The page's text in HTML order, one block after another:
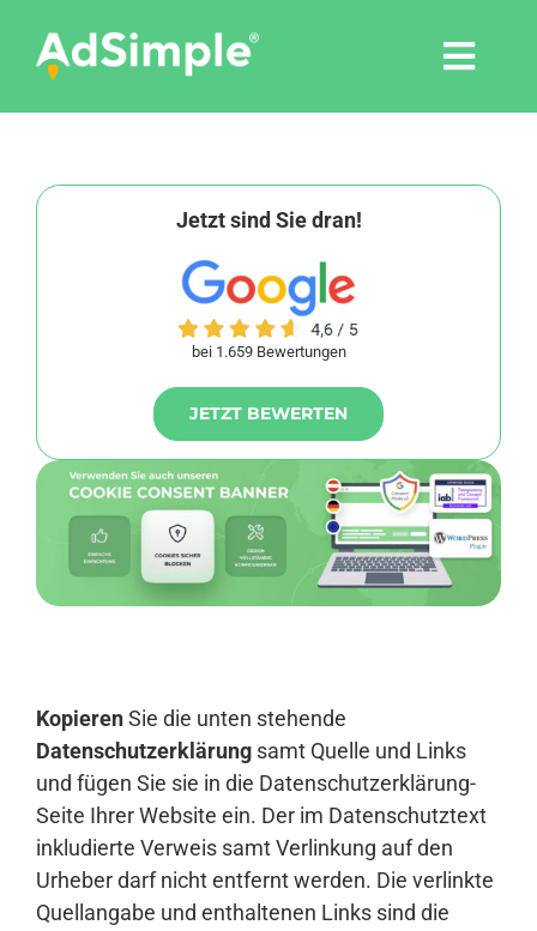
content
Pressemitteilungen
Agentur
Anmelden
Jetzt sind Sie dran!
bei 1.659 Bewertungen
JETZT BEWERTEN
KopierenSie die unten stehende
Datenschutzerklärung samt Quelle und Links
und fügen Sie sie in die Datenschutzerklärung-
Seite Ihrer Website ein. Der im Datenschutztext
inkludierte Verweis samt Verlinkung auf den
Urheber darf nicht entfernt werden. Die verlinkte
Quellangabe und enthaltenen Links sind die